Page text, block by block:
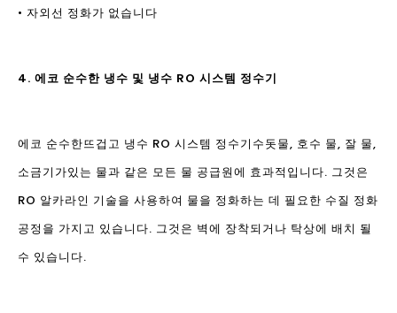
• 자외선 정화가 없습니다
4. 에코 순수한 냉수 및 냉수 RO 시스템 정수기
에코 순수한뜨겁고 냉수 RO 시스템 정수기 수돗물, 호수 물, 잘 물,
소금기가있는 물과 같은 모든 물 공급원에 효과적입니다. 그것은
RO 알카라인 기술을 사용하여 물을 정화하는 데 필요한 수질 정화
공정을 가지고 있습니다. 그것은 벽에 장착되거나 탁상에 배치 될
수 있습니다.